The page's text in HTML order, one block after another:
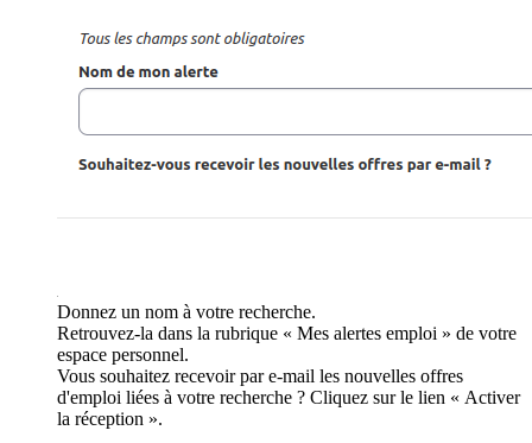
Donnez un nom à votre recherche.
Retrouvez-la dans la rubrique « Mes alertes emploi » de votre
espace personnel.
Vous souhaitez recevoir par e-mail les nouvelles offres
d'emploi liées à votre recherche ? Cliquez sur le lien « Activer
la réception ».